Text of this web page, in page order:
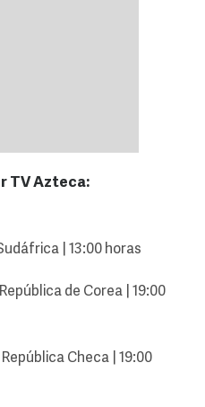
TV Azteca:
| 13:00 horas
de Corea | 19:00
Checa | 19:00